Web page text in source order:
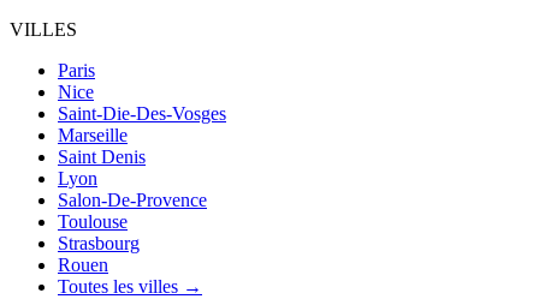
VILLES
Paris
Nice
Saint-Die-Des-Vosges
Marseille
Saint Denis
Lyon
Salon-De-Provence
Toulouse
Strasbourg
Rouen
Toutes les villes →